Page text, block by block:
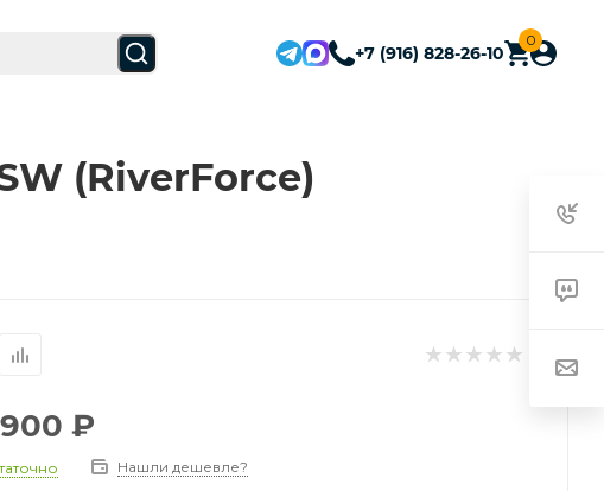
+7 (916) 828-26-10
0
(RiverForce)
₽
Нашли дешевле?